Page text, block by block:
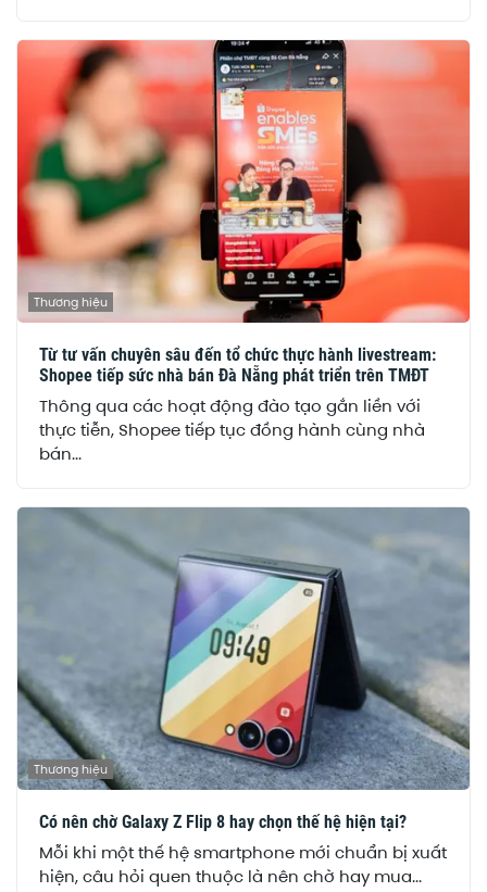
Thương hiệu
Từ tư vấn chuyên sâu đến tổ chức thực hành livestream:
Shopee tiếp sức nhà bán Đà Nẵng phát triển trên TMĐT
Thông qua các hoạt động đào tạo gắn liền với
thực tiễn, Shopee tiếp tục đồng hành cùng nhà
bán...
Thương hiệu
Có nên chờ Galaxy Z Flip 8 hay chọn thế hệ hiện tại?
Mỗi khi một thế hệ smartphone mới chuẩn bị xuất
hiện, câu hỏi quen thuộc là nên chờ hay mua...